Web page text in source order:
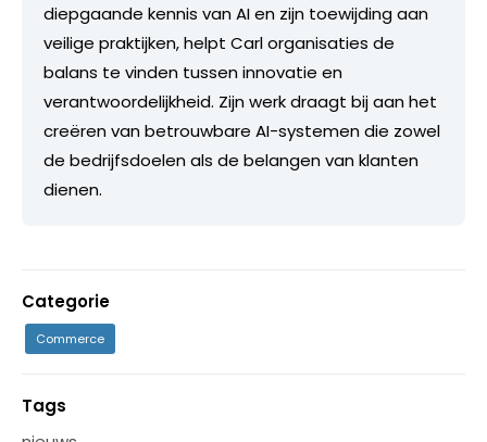
diepgaande kennis van AI en zijn toewijding aan
veilige praktijken, helpt Carl organisaties de
balans te vinden tussen innovatie en
verantwoordelijkheid. Zijn werk draagt bij aan het
creëren van betrouwbare AI-systemen die zowel
de bedrijfsdoelen als de belangen van klanten
dienen.
Categorie
Commerce
Tags